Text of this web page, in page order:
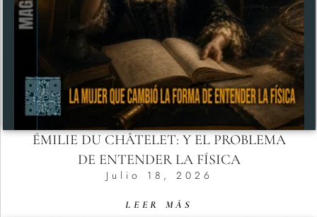
ÉMILIE DU CHÂTELET: Y EL PROBLEMA
DE ENTENDER LA FÍSICA
Julio 18, 2026
LEER MÁS